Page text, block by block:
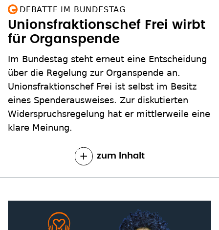
DEBATTE IM BUNDESTAG
Unionsfraktionschef Frei wirbt
für Organspende
Im Bundestag steht erneut eine Entscheidung
über die Regelung zur Organspende an.
Unionsfraktionschef Frei ist selbst im Besitz
eines Spenderausweises. Zur diskutierten
Widerspruchsregelung hat er mittlerweile eine
klare Meinung.
zum Inhalt